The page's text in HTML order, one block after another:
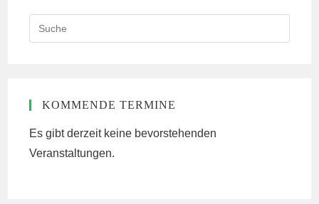
this
KOMMENDE TERMINE
Es gibt derzeit keine bevorstehenden
Veranstaltungen.